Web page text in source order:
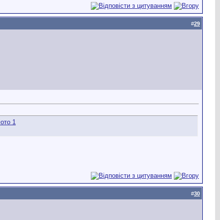
#29
#30